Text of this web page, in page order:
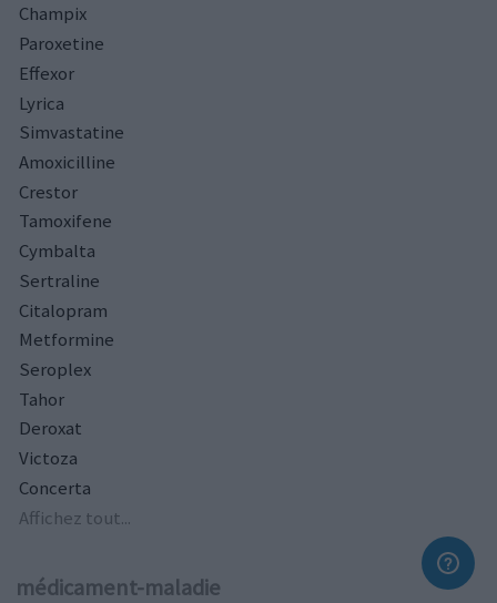
Champix
Paroxetine
Effexor
Lyrica
Simvastatine
Amoxicilline
Crestor
Tamoxifene
Cymbalta
Sertraline
Citalopram
Metformine
Seroplex
Tahor
Deroxat
Victoza
Concerta
Affichez tout...
médicament-maladie